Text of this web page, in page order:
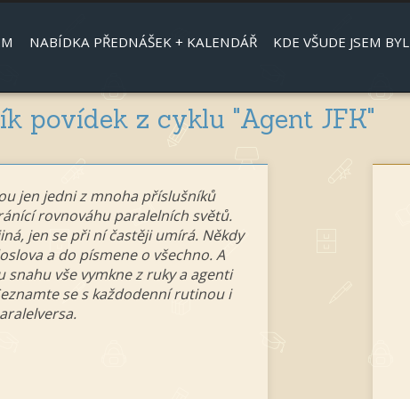
NABÍDKA PŘEDNÁŠEK + KALENDÁŘ KDE VŠUDE JSEM BYL
povídek z cyklu "Agent JFK"
jen jedni z mnoha příslušníků
rovnováhu paralelních světů.
jen se při ní častěji umírá. Někdy
a do písmene o všechno. A
snahu vše vymkne z ruky a agenti
se s každodenní rutinou i